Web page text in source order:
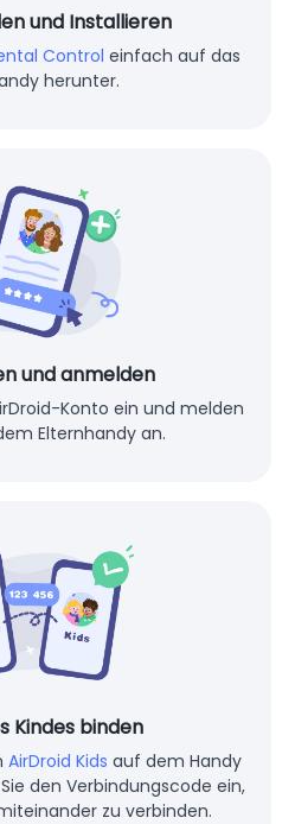
und Installieren
Control einfach auf das
herunter.
und anmelden
Konto ein und melden
Elternhandy an.
Kindes binden
AirDroid Kids auf dem Handy
den Verbindungscode ein,
zu verbinden.